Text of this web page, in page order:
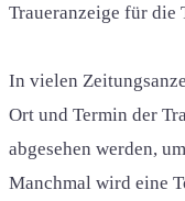
Traueranzeige für die
In vielen
Ort und Termin der
abgesehen werden,
Manchmal wird eine